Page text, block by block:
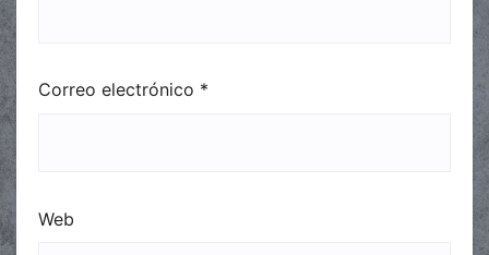
Correo electrónico *
Web